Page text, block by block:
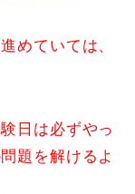
めていては、
日は必ずやっ
題を解けるよ